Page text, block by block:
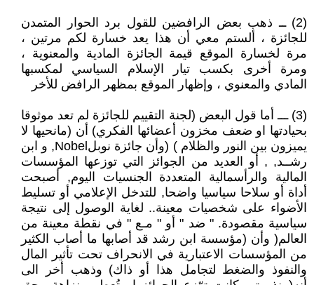
(2) ــ ذهب بعض الرافضين للقول برد الحوار المتمدن
للجائزة ، ألستم معي أن هذا يعد خسارة لكم مرتين ،
مرة لخسارة الموقع قيمة الجائزة المادية والمعنوية ،
ومرة أخرى بكسب تيار الإسلام السياسي لمكسبها
المادي والمعنوي ، وإظهار الموقع بمظهر الرافض للأخر
(3) ـــ أما قول البعض (لجنة التقييم للجائزة لم تعد موثوقا
بحيادتها او ضعف مخزون أعضائها الفكري) أن (مانحيها لا
يميزون بين النور والظلام ) (وأن جائزة نوبلNobel, و ابن
رشــد, , أو العديد من الجوائز التي توزعها المؤسسات
المالية والرأسمالية المتعددة الجنسيات اليوم, أصبحت
أداة أو سلاحا سياسيا واضحا, للتدخل الإعلامي أو تسليط
الأضواء على شخصيات معينة.. لغاية الوصول إلى نتيجة
سياسية مقصودة. " ضد " أو " مـع " في نقطة معينة من
العالم( وأن (مؤسسة ابن رشد قد أصابها ما أصاب الكثير
من المؤسسات الاعتبارية في الانحراف تحت تأثير المال
والنفوذ والضغط لتجامل هذا أو ذاك) وذهب أخر الى